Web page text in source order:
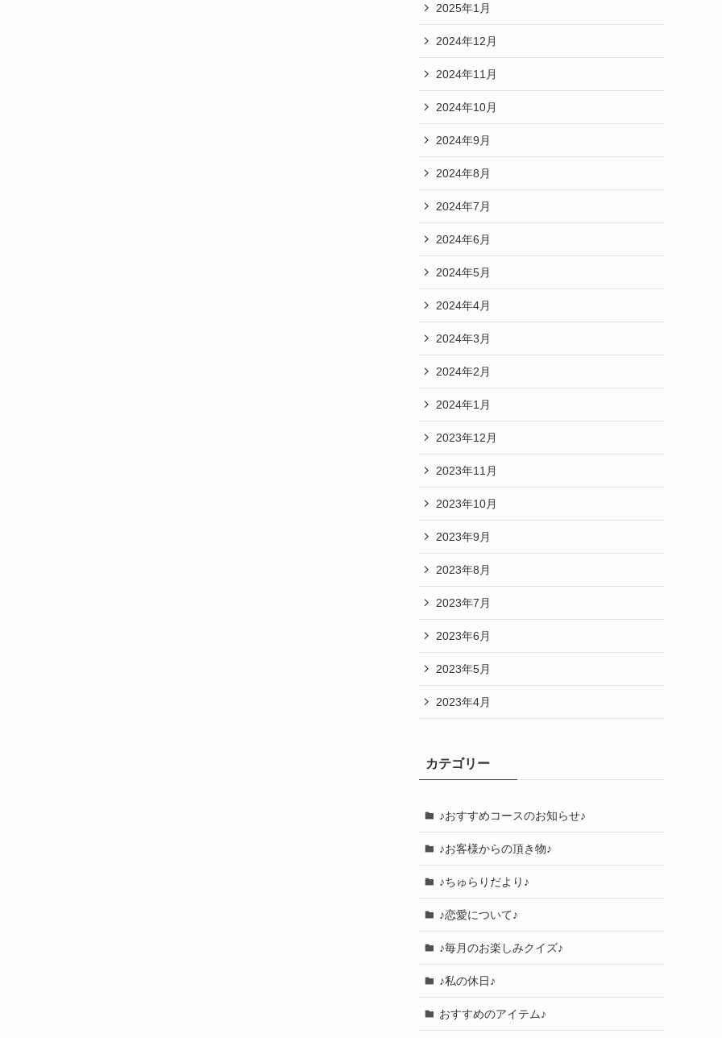
2025年1月
2024年12月
2024年11月
2024年10月
2024年9月
2024年8月
2024年7月
2024年6月
2024年5月
2024年4月
2024年3月
2024年2月
2024年1月
2023年12月
2023年11月
2023年10月
2023年9月
2023年8月
2023年7月
2023年6月
2023年5月
2023年4月
カテゴリー
♪おすすめコースのお知らせ♪
♪お客様からの頂き物♪
♪ちゅらりだより♪
♪恋愛について♪
♪毎月のお楽しみクイズ♪
♪私の休日♪
おすすめのアイテム♪